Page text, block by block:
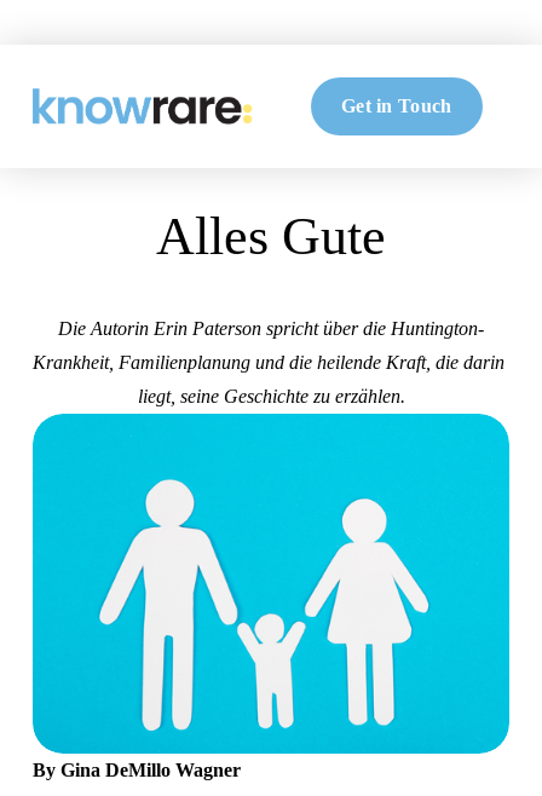
Get in Touch
Alles Gute
Die Autorin Erin Paterson spricht über die Huntington-
Krankheit, Familienplanung und die heilende Kraft, die darin
liegt, seine Geschichte zu erzählen.
By Gina DeMillo Wagner